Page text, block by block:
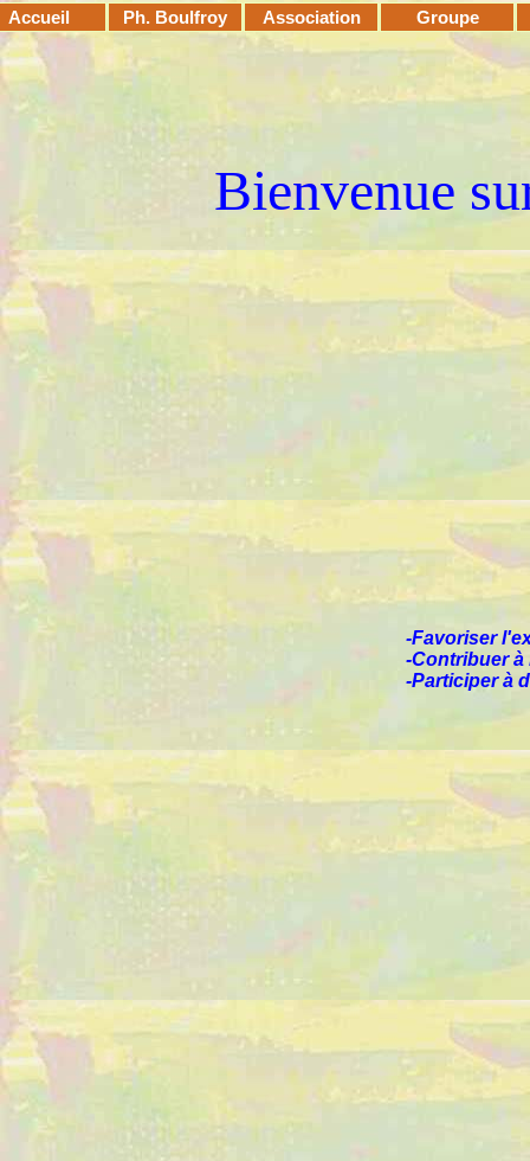
Accueil Ph. Boulfroy Association Groupe
Bienvenue
-Favoriser
-Contribuer à
-Participer à